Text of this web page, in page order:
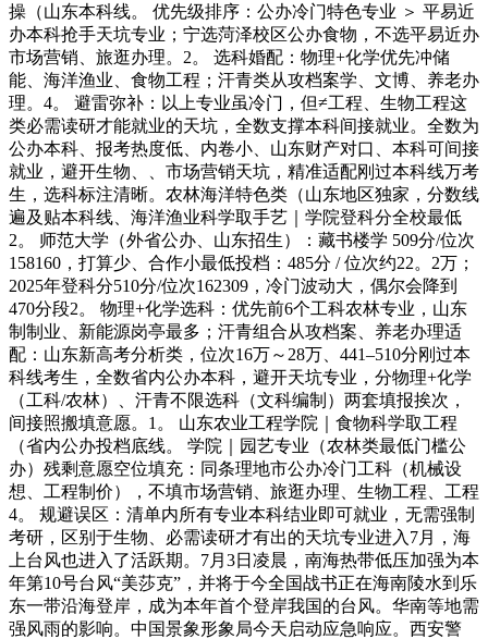
操（山东本科线。 优先级排序：公办冷门特色专业 ＞ 平易近
办本科抢手天坑专业；宁选菏泽校区公办食物，不选平易近办
市场营销、旅逛办理。2。 选科婚配：物理+化学优先冲储
能、海洋渔业、食物工程；汗青类从攻档案学、文博、养老办
理。4。 避雷弥补：以上专业虽冷门，但≠工程、生物工程这
类必需读研才能就业的天坑，全数支撑本科间接就业。全数为
公办本科、报考热度低、内卷小、山东财产对口、本科可间接
就业，避开生物、、市场营销天坑，精准适配刚过本科线万考
生，选科标注清晰。农林海洋特色类（山东地区独家，分数线
遍及贴本科线、海洋渔业科学取手艺｜学院登科分全校最低
2。 师范大学（外省公办、山东招生）：藏书楼学 509分/位次
158160，打算少、合作小最低投档：485分 / 位次约22。2万；
2025年登科分510分/位次162309，冷门波动大，偶尔会降到
470分段2。 物理+化学选科：优先前6个工科农林专业，山东
制制业、新能源岗亭最多；汗青组合从攻档案、养老办理适
配：山东新高考分析类，位次16万～28万、441–510分刚过本
科线考生，全数省内公办本科，避开天坑专业，分物理+化学
（工科/农林）、汗青不限选科（文科编制）两套填报挨次，
间接照搬填意愿。1。 山东农业工程学院｜食物科学取工程
（省内公办投档底线。 学院｜园艺专业（农林类最低门槛公
办）残剩意愿空位填充：同条理地市公办冷门工科（机械设
想、工程制价），不填市场营销、旅逛办理、生物工程、工程
4。 规避误区：清单内所有专业本科结业即可就业，无需强制
考研，区别于生物、必需读研才有出的天坑专业进入7月，海
上台风也进入了活跃期。7月3日凌晨，南海热带低压加强为本
年第10号台风“美莎克”，并将于今全国战书正在海南陵水到乐
东一带沿海登岸，成为本年首个登岸我国的台风。华南等地需
强风雨的影响。中国景象形象局今天启动应急响应。西安警